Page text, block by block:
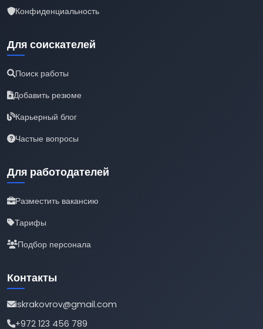
Конфиденциальность
Для соискателей
Поиск работы
Добавить резюме
Карьерный блог
Частые вопросы
Для работодателей
Разместить вакансию
Тарифы
Подбор персонала
Контакты
iskrakovrov@gmail.com
+972 123 456 789